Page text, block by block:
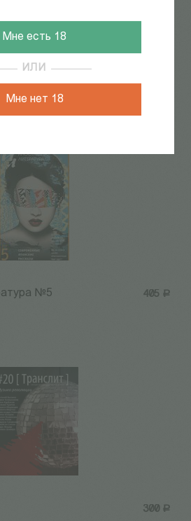
Мне есть 18
ИЛИ
Мне нет 18
405 Р
№5
300 Р